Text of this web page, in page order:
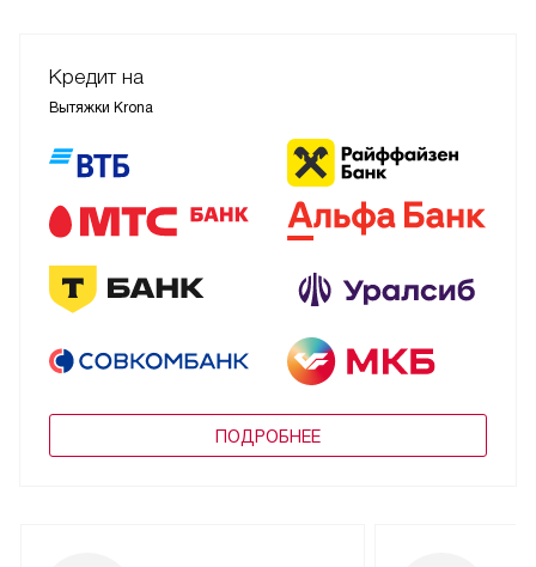
Кредит на
Вытяжки Krona
ПОДРОБНЕЕ